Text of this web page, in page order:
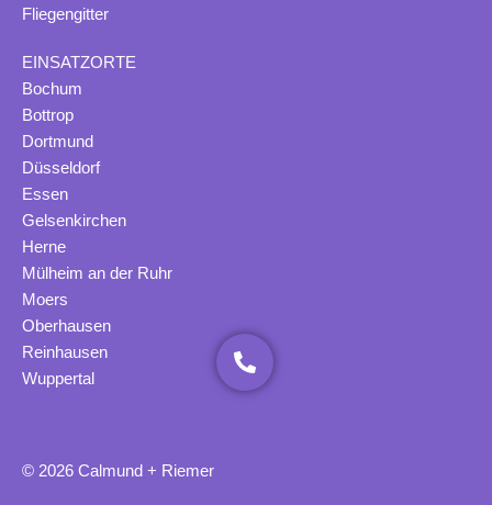
Fliegengitter
EINSATZORTE
Bochum
Bottrop
Dortmund
Düsseldorf
Essen
Gelsenkirchen
Herne
Mülheim an der Ruhr
Moers
Oberhausen
Reinhausen
Wuppertal
© 2026 Calmund + Riemer